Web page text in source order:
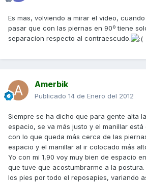
Es mas, volviendo a mirar el video,
pasar que con las piernas en 90º tiene
separacion respecto al contraescudo.
Amerbik
Publicado 14 de Enero del 2012
Siempre se ha dicho que para gente alta
espacio, se va más justo y el manillar
con lo que queda más cerca de las
espacio y el manillar al ir colocado más
Yo con mi 1,90 voy muy bien de espacio
que tuve que acostumbrarme a la
los pies por todo el reposapies, variando